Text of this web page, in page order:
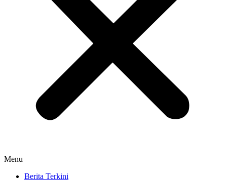
Menu
Berita Terkini